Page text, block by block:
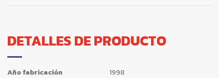
DETALLES DE PRODUCTO
Año fabricación
1998